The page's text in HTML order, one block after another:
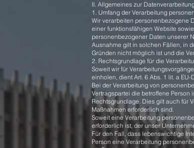
II. Allgemeines zur
1. Umfang der Verarbeitung
Wir verarbeiten personenbezogene
einer funktionsfähigen Website
personenbezogener Daten unserer
Ausnahme gilt in solchen Fällen, in
Gründen nicht möglich ist und die
2. Rechtsgrundlage für die
Soweit wir für
einholen, dient Art. 6 Abs. 1 lit. a
Bei der Verarbeitung von
Vertragspartei die betroffene Person
Rechtsgrundlage. Dies gilt auch für
Maßnahmen erforderlich sind.
Soweit eine Verarbeitung
erforderlich ist, der unser
Für den Fall, dass lebenswichtige
Person eine Verarbeitung